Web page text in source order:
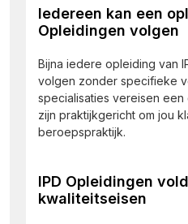
Iedereen kan een
Opleidingen volgen
Bijna iedere opleiding van
volgen zonder specifieke
specialisaties vereisen
zijn praktijkgericht om jou
beroepspraktijk.
IPD Opleidingen
kwaliteitseisen